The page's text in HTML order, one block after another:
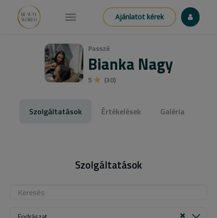
Ajánlatot kérek
Passzé
Bianka Nagy
5 (30)
Szolgáltatások Értékelések Galéria
Szolgáltatások